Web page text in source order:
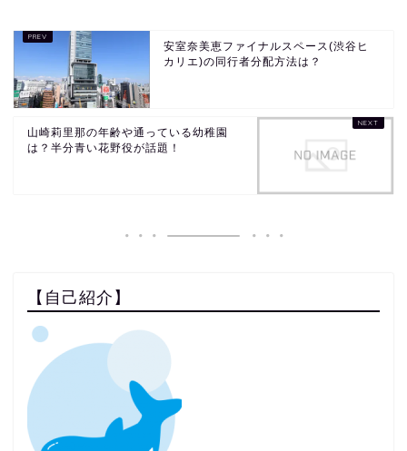
安室奈美恵ファイナルスペース(渋谷ヒ
カリエ)の同行者分配方法は？
山崎莉里那の年齢や通っている幼稚園
は？半分青い花野役が話題！
【自己紹介】